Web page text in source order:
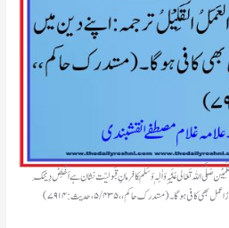
صَلَّی اللہ تَعَالٰی عَلَیْہِ وَاٰلِہٖ وَسَلَّم کا فرمانِ قَبولیّت نشان ہے اَخْلِصْ دِیْنَکَ
ہو گا۔ (مستدرک حاکم،، ۵/۴۳۵، حدیث:۷۹۱۴)